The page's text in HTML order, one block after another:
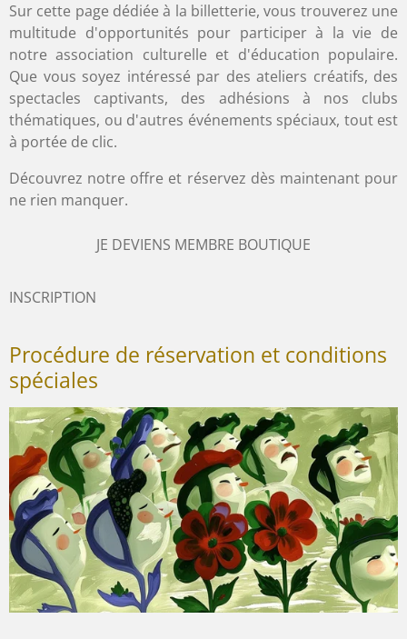
Sur cette page dédiée à la billetterie, vous trouverez une
multitude d'opportunités pour participer à la vie de
notre association culturelle et d'éducation populaire.
Que vous soyez intéressé par des ateliers créatifs, des
spectacles captivants, des adhésions à nos clubs
thématiques, ou d'autres événements spéciaux, tout est
à portée de clic.
Découvrez notre offre et réservez dès maintenant pour
ne rien manquer.
JE DEVIENS MEMBRE BOUTIQUE
INSCRIPTION
Procédure de réservation et conditions
spéciales